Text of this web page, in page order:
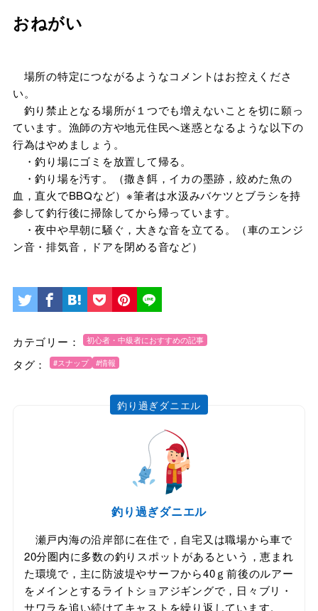
おねがい
場所の特定につながるようなコメントはお控えくださ
い。
釣り禁止となる場所が１つでも増えないことを切に願っ
ています。漁師の方や地元住民へ迷惑となるような以下の
行為はやめましょう。
・釣り場にゴミを放置して帰る。
・釣り場を汚す。（撒き餌，イカの墨跡，絞めた魚の
血，直火でBBQなど）※筆者は水汲みバケツとブラシを持
参して釣行後に掃除してから帰っています。
・夜中や早朝に騒ぐ，大きな音を立てる。（車のエンジ
ン音・排気音，ドアを閉める音など）
カテゴリー： 初心者・中級者におすすめの記事
タグ： #スナップ #情報
釣り過ぎダニエル
釣り過ぎダニエル
瀬戸内海の沿岸部に在住で，自宅又は職場から車で
20分圏内に多数の釣りスポットがあるという，恵まれ
た環境で，主に防波堤やサーフから40ｇ前後のルアー
をメインとするライトショアジギングで，日々ブリ・
サワラを追い続けてキャストを繰り返しています。